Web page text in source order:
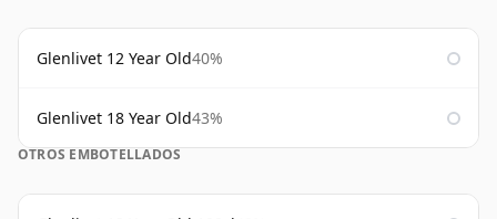
Glenlivet 12 Year Old40%
Glenlivet 18 Year Old43%
OTROS EMBOTELLADOS